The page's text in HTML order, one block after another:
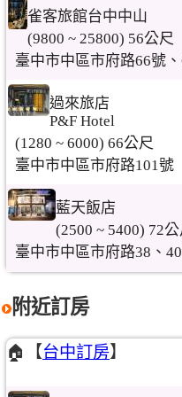
雀客旅館台中中山
(9800 ~ 25800) 56公尺
臺中市中區市府路66號
過來旅店
P&F Hotel
(1280 ~ 6000) 66公尺
臺中市中區市府路101號
藍天飯店
(2500 ~ 5400) 72公
臺中市中區市府路38、
附近訂房
🏠【台中訂房】